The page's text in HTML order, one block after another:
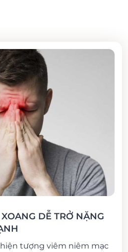
DỄ TRỞ NẶNG
tượng viêm niêm mạc